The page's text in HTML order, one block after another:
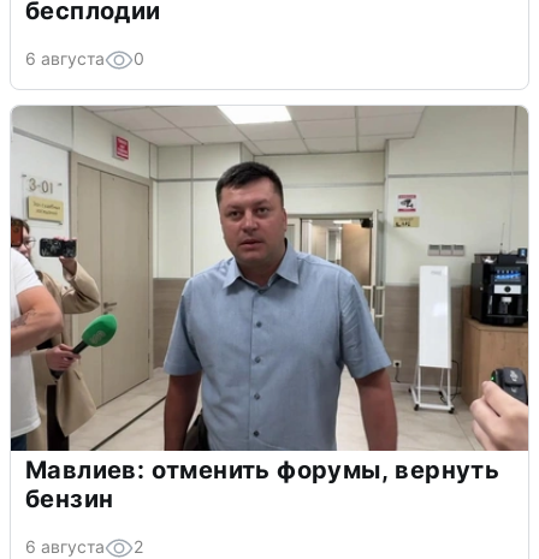
бесплодии
6 августа 0
Мавлиев: отменить форумы, вернуть
бензин
6 августа 2